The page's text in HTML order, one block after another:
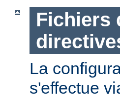
Fichiers
La
s'effectue